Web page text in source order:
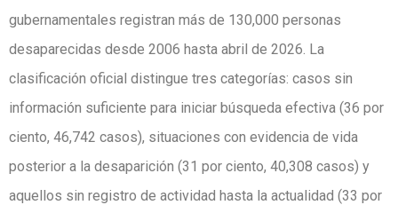
gubernamentales registran más de 130,000 personas
desaparecidas desde 2006 hasta abril de 2026. La
clasificación oficial distingue tres categorías: casos sin
información suficiente para iniciar búsqueda efectiva (36 por
ciento, 46,742 casos), situaciones con evidencia de vida
posterior a la desaparición (31 por ciento, 40,308 casos) y
aquellos sin registro de actividad hasta la actualidad (33 por